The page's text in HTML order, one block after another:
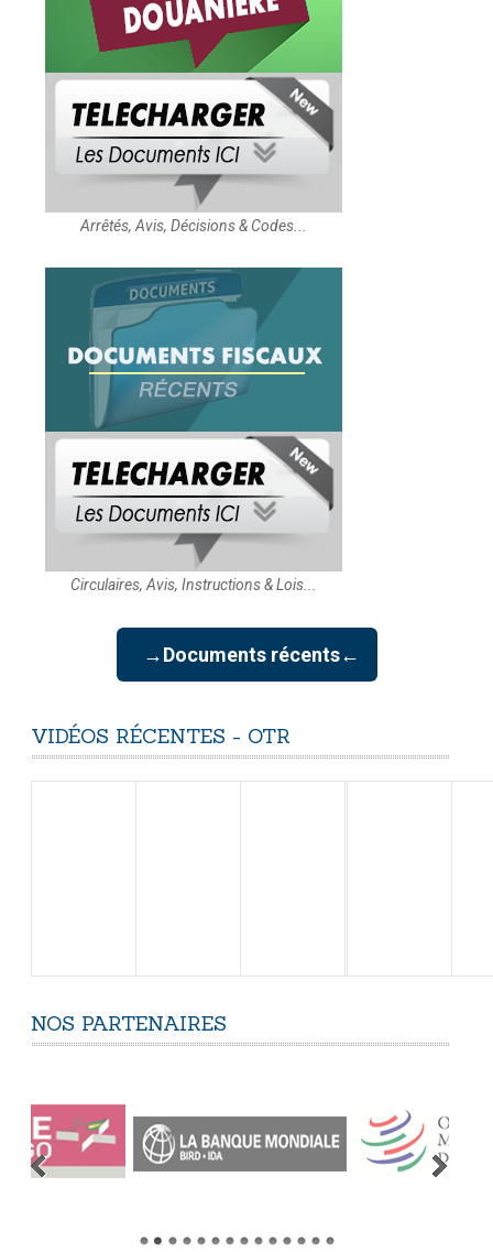
Arrêtés, Avis, Décisions & Codes...
Circulaires, Avis, Instructions & Lois...
→Documents récents←
VIDÉOS RÉCENTES - OTR
NOS PARTENAIRES